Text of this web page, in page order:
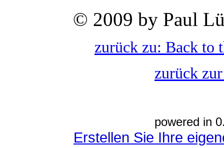
© 2009 by Paul
zurück zu: Back to
zurück
powered in
Erstellen Sie Ihre